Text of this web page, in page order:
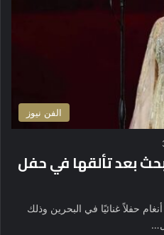
الفن نيوز
بعد تألقها في حفل
حفلاً غنائيًا في البحرين وذلك